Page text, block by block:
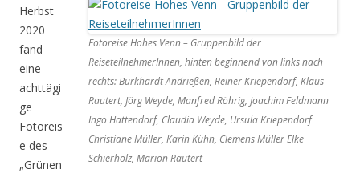
Fotoreise Hohes Venn – Gruppenbild der
ReiseteilnehmerInnen, hinten beginnend von links nach
rechts: Burkhardt Andrießen, Reiner Kriependorf, Klaus
Rautert, Jörg Weyde, Manfred Röhrig, Joachim Feldmann
Ingo Hattendorf, Claudia Weyde, Ursula Kriependorf
Christiane Müller, Karin Kühn, Clemens Müller Elke
Schierholz, Marion Rautert
Herbst
2020
fand
eine
achttägi
ge
Fotoreis
e des
„Grünen